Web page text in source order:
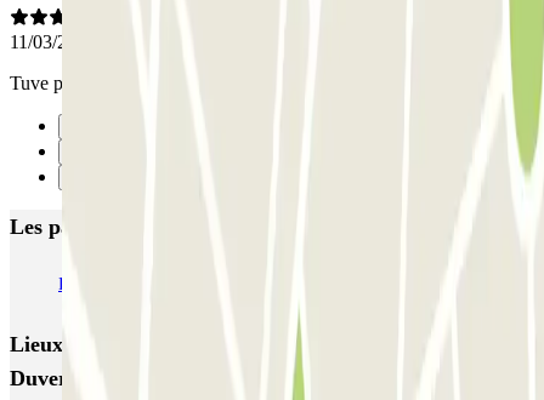
11/03/2025
Tuve problemas con el reconocimiento de mi matrícula al salir
Les parkings les mieux notés à Agen
INDIGO Gare P1
Lieux et événements intéressants à proximité INDIGO
Duvergé